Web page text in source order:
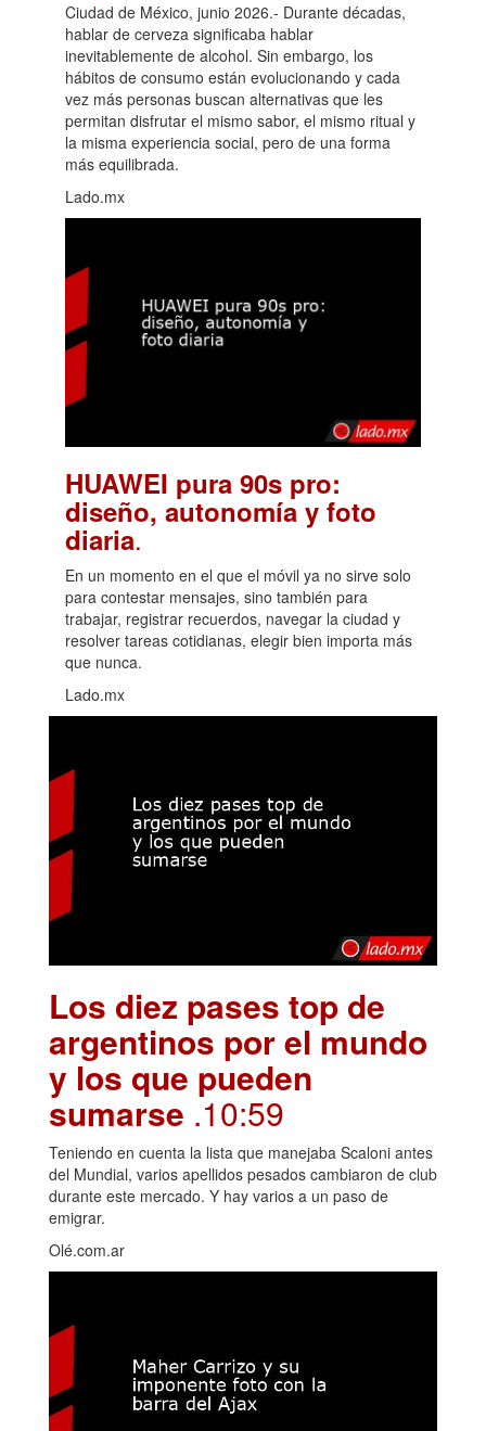
Ciudad de México, junio 2026.- Durante décadas,
hablar de cerveza significaba hablar
inevitablemente de alcohol. Sin embargo, los
hábitos de consumo están evolucionando y cada
vez más personas buscan alternativas que les
permitan disfrutar el mismo sabor, el mismo ritual y
la misma experiencia social, pero de una forma
más equilibrada.
Lado.mx
HUAWEI pura 90s pro:
diseño, autonomía y foto
diaria.
En un momento en el que el móvil ya no sirve solo
para contestar mensajes, sino también para
trabajar, registrar recuerdos, navegar la ciudad y
resolver tareas cotidianas, elegir bien importa más
que nunca.
Lado.mx
Los diez pases top de
argentinos por el mundo
y los que pueden
sumarse .10:59
Teniendo en cuenta la lista que manejaba Scaloni antes
del Mundial, varios apellidos pesados cambiaron de club
durante este mercado. Y hay varios a un paso de
emigrar.
Olé.com.ar